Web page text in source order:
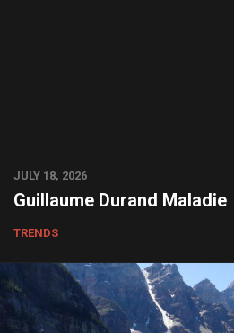
JULY 18, 2026
Guillaume Durand Maladie
TRENDS